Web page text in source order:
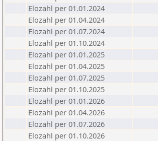
Elozahl per 01.01.2024
Elozahl per 01.04.2024
Elozahl per 01.07.2024
Elozahl per 01.10.2024
Elozahl per 01.01.2025
Elozahl per 01.04.2025
Elozahl per 01.07.2025
Elozahl per 01.10.2025
Elozahl per 01.01.2026
Elozahl per 01.04.2026
Elozahl per 01.07.2026
Elozahl per 01.10.2026